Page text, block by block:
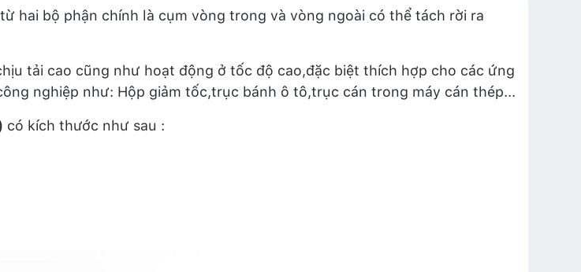
hai bộ phận chính là cụm vòng trong và vòng ngoài có thể tách rời ra
tải cao cũng như hoạt động ở tốc độ cao,đặc biệt thích hợp cho các ứng
nghiệp như: Hộp giảm tốc,trục bánh ô tô,trục cán trong máy cán thép...
có kích thước như sau :